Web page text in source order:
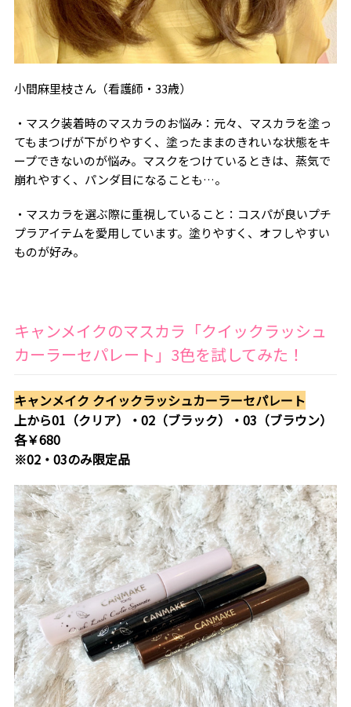
小間麻里枝さん（看護師・ 33歳）
・マスク装着時のマスカラのお悩み：元々、マスカラを塗っ
てもまつげが下がりやすく、塗ったままのきれいな状態をキ
ープできないのが悩み。マスクをつけているときは、蒸気で
崩れやすく、パンダ目になることも…。
・マスカラを選ぶ際に重視していること：コスパが良いプチ
プラアイテムを愛用しています。塗りやすく、オフしやすい
ものが好み。
キャンメイクのマスカラ「クイックラッシュ
カーラーセパレート」 3色を試してみた！
キャンメイク クイックラッシュカーラーセパレート
上から01（クリア）・02（ブラック）・03（ブラウン）
各￥680
※02・03のみ限定品